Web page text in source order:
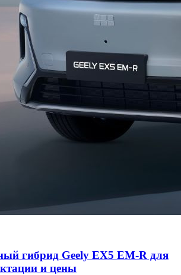
гибрид Geely EX5 EM-R для
и цены